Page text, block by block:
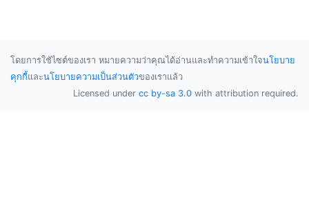
โดยการใช้ไซต์ของเรา หมายความว่าคุณได้อ่านและทำความเข้าใจนโยบาย
คุกกี้และนโยบายความเป็นส่วนตัวของเราแล้ว
Licensed under cc by-sa 3.0 with attribution required.